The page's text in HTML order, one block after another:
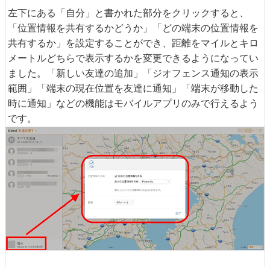
左下にある「自分」と書かれた部分をクリックすると、
「位置情報を共有するかどうか」「どの端末の位置情報を
共有するか」を設定することができ、距離をマイルとキロ
メートルどちらで表示するかを変更できるようになってい
ました。「新しい友達の追加」「ジオフェンス通知の表示
範囲」「端末の現在位置を友達に通知」「端末が移動した
時に通知」などの機能はモバイルアプリのみで行えるよう
です。